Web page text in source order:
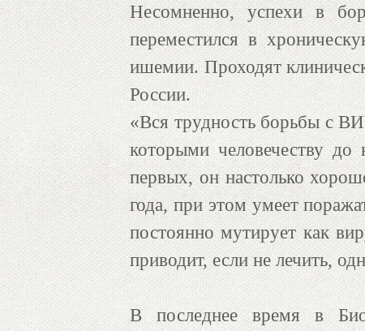
Несомненно, успехи в
переместился в
ишемии. Проходят
России.
«Вся трудность борьбы с
которыми человечеству до
первых, он настолько
года, при этом умеет
постоянно мутирует как
приводит, если не лечить,
В последнее время в